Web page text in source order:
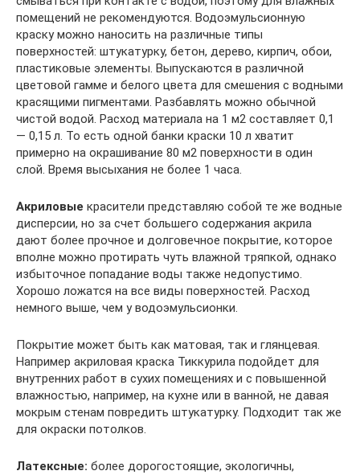
помещений не рекомендуются. Водоэмульсионную
краску можно наносить на различные типы
поверхностей: штукатурку, бетон, дерево, кирпич, обои,
пластиковые элементы. Выпускаются в различной
цветовой гамме и белого цвета для смешения с водными
красящими пигментами. Разбавлять можно обычной
чистой водой. Расход материала на 1 м2 составляет 0,1
— 0,15 л. То есть одной банки краски 10 л хватит
примерно на окрашивание 80 м2 поверхности в один
слой. Время высыхания не более 1 часа.
Акриловые красители представляю собой те же водные
дисперсии, но за счет большего содержания акрила
дают более прочное и долговечное покрытие, которое
вполне можно протирать чуть влажной тряпкой, однако
избыточное попадание воды также недопустимо.
Хорошо ложатся на все виды поверхностей. Расход
немного выше, чем у водоэмульсионки.
Покрытие может быть как матовая, так и глянцевая.
Например акриловая краска Тиккурила подойдет для
внутренних работ в сухих помещениях и с повышенной
влажностью, например, на кухне или в ванной, не давая
мокрым стенам повредить штукатурку. Подходит так же
для окраски потолков.
Латексные: более дорогостоящие, экологичны,